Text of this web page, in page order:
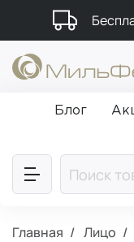
Блог
Главная Лицо